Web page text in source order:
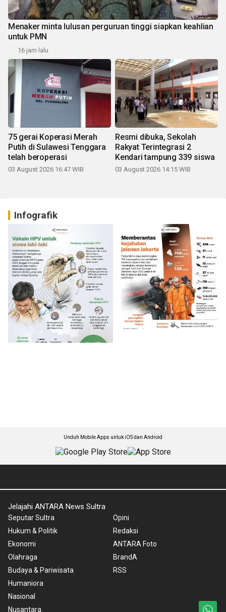
Menaker minta lulusan perguruan tinggi siapkan keahlian
untuk PMN
16 jam lalu
75 gerai Koperasi Merah
Putih di Sulawesi Tenggara
telah beroperasi
03 August 2026 16:47 WIB
Resmi dibuka, Sekolah
Rakyat Terintegrasi 2
Kendari tampung 339 siswa
03 August 2026 14:15 WIB
Infografik
Unduh Mobile Apps untuk iOS dan Android
Jelajahi ANTARA News Sultra
Seputar Sultra
Hukum & Politik
Ekonomi
Olahraga
Budaya & Pariwisata
Humaniora
Nasional
Nusantara
Opini
Redaksi
ANTARA Foto
BrandA
RSS